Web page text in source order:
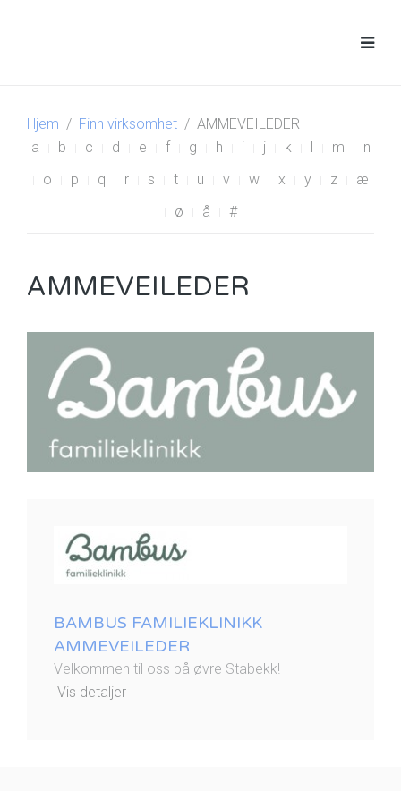
Hjem Finn virksomhet
AMMEVEILEDER
a
b c d e f g h i j k l m
n
o
p q r s t u v w x y z
æ
ø
å #
AMMEVEILEDER
BAMBUS FAMILIEKLINIKK
AMMEVEILEDER
Velkommen til oss på øvre Stabekk!
Vis detaljer